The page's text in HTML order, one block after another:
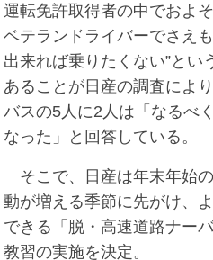
運転免許取得者の中でおよ
ベテランドライバーでさえ
出来れば乗りたくない”と
あることが日産の調査によ
バスの5人に2人は「なるべ
なった」と回答している。
そこで、日産は年末年始
動が増える季節に先がけ、
できる「脱・高速道路ナー
教習の実施を決定。